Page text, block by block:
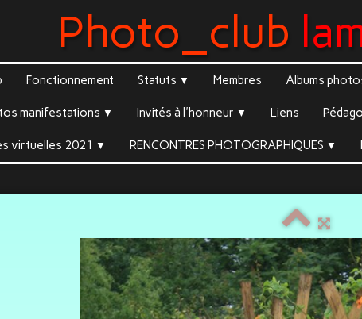
Photo_club
Fonctionnement Statuts ▼ Membres Albums
manifestations ▼ Invités à l'honneur ▼ Liens
virtuelles 2021 ▼ RENCONTRES PHOTOGRAPHIQUES ▼